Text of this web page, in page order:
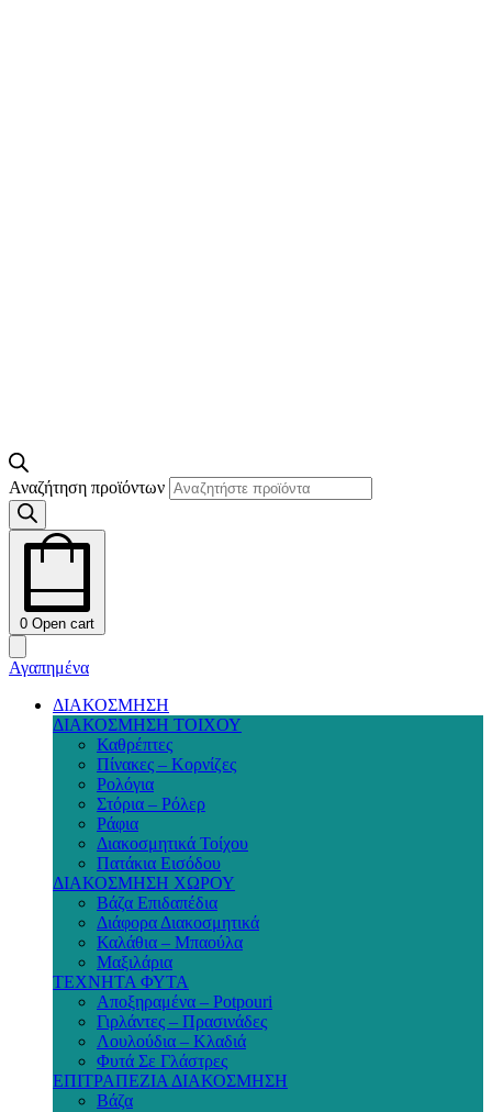
Αναζήτηση προϊόντων
0 Open cart
Αγαπημένα
ΔΙΑΚΟΣΜΗΣΗ
ΔΙΑΚΟΣΜΗΣΗ ΤΟΙΧΟΥ
Καθρέπτες
Πίνακες – Κορνίζες
Ρολόγια
Στόρια – Ρόλερ
Ράφια
Διακοσμητικά Τοίχου
Πατάκια Εισόδου
ΔΙΑΚΟΣΜΗΣΗ ΧΩΡΟΥ
Βάζα Επιδαπέδια
Διάφορα Διακοσμητικά
Καλάθια – Μπαούλα
Μαξιλάρια
ΤΕΧΝΗΤΑ ΦΥΤΑ
Αποξηραμένα – Potpouri
Γιρλάντες – Πρασινάδες
Λουλούδια – Κλαδιά
Φυτά Σε Γλάστρες
ΕΠΙΤΡΑΠΕΖΙΑ ΔΙΑΚΟΣΜΗΣΗ
Βάζα